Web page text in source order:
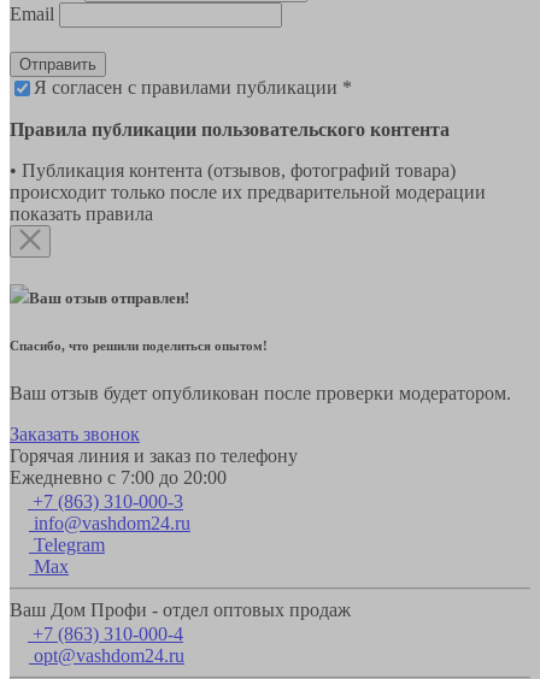
Email
Отправить
Я согласен с правилами публикации *
Правила публикации пользовательского контента
• Публикация контента (отзывов, фотографий товара)
происходит только после их предварительной модерации
показать правила
Ваш отзыв отправлен!
Спасибо, что решили поделиться опытом!
Ваш отзыв будет опубликован после проверки модератором.
Заказать звонок
Горячая линия и заказ по телефону
Ежедневно с 7:00 до 20:00
+7 (863) 310-000-3
info@vashdom24.ru
Telegram
Max
Ваш Дом Профи - отдел оптовых продаж
+7 (863) 310-000-4
opt@vashdom24.ru